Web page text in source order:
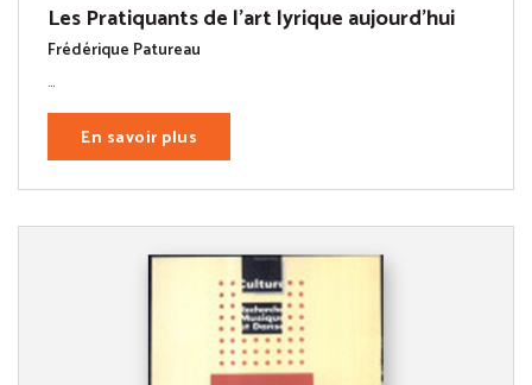
Les Pratiquants de l'art lyrique aujourd'hui
Frédérique Patureau
...
En savoir plus